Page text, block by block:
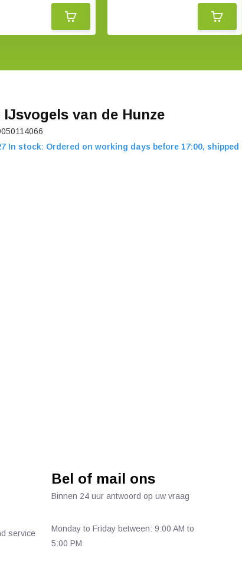
IJsvogels van de Hunze
In stock: Ordered on working days before 17:00, shipped
service
Bel of mail ons
Binnen 24 uur antwoord op uw vraag
Monday to Friday between: 9:00 AM to
5:00 PM